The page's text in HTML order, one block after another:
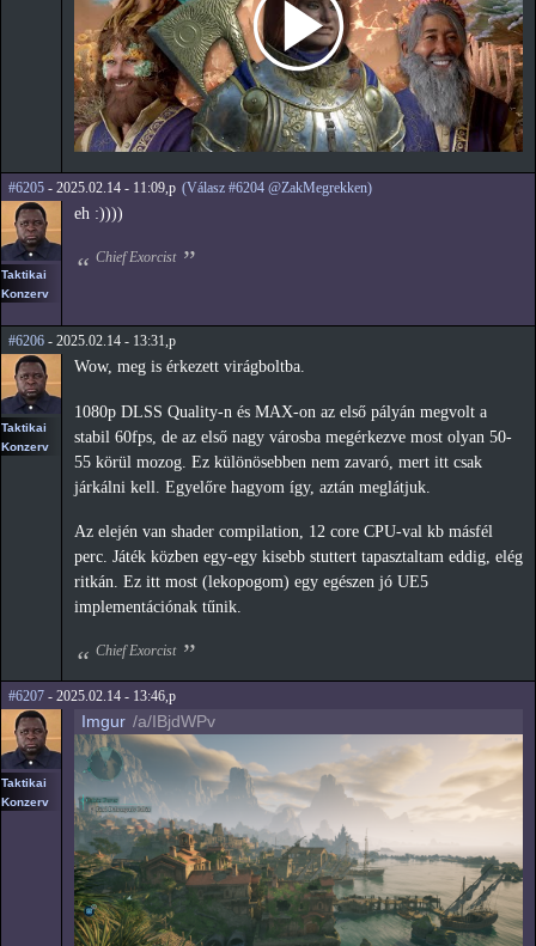
#6205 - 2025.02.14 - 11:09,p (Válasz #6204 @ZakMegrekken)
Taktikai
Konzerv
eh :))))
Chief Exorcist
#6206 - 2025.02.14 - 13:31,p
Taktikai
Konzerv
Wow, meg is érkezett virágboltba.
1080p DLSS Quality-n és MAX-on az első pályán megvolt a
stabil 60fps, de az első nagy városba megérkezve most olyan 50-
55 körül mozog. Ez különösebben nem zavaró, mert itt csak
járkálni kell. Egyelőre hagyom így, aztán meglátjuk.
Az elején van shader compilation, 12 core CPU-val kb másfél
perc. Játék közben egy-egy kisebb stuttert tapasztaltam eddig, elég
ritkán. Ez itt most (lekopogom) egy egészen jó UE5
implementációnak tűnik.
Chief Exorcist
#6207 - 2025.02.14 - 13:46,p
Taktikai
Konzerv
Imgur /a/IBjdWPv